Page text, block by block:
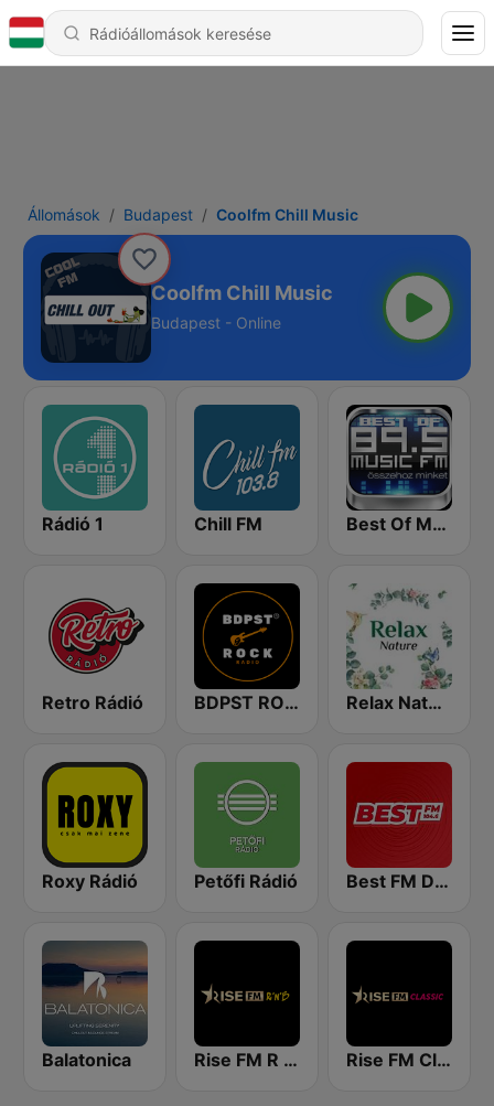
Állomások Budapest Coolfm Chill Music
Coolfm Chill Music
Budapest - Online
Rádió 1 Chill FM Best Of Music Fm
Retro Rádió BDPST ROCK Rádió Relax Nature
Roxy Rádió Petőfi Rádió Best FM Debrecen
Balatonica Rise FM R n B Rise FM Classic